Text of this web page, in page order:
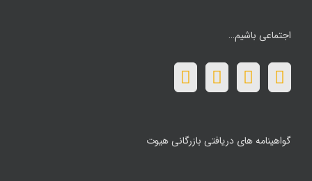
اجتماعی باشیم…
گواهینامه های دریافتی بازرگانی هیوت